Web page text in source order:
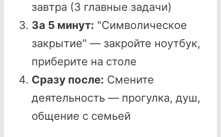
завтра (3 главные задачи)
За 5 минут: "Символическое
закрытие" — закройте ноутбук,
приберите на столе
Сразу после: Смените
деятельность — прогулка, душ,
общение с семьей